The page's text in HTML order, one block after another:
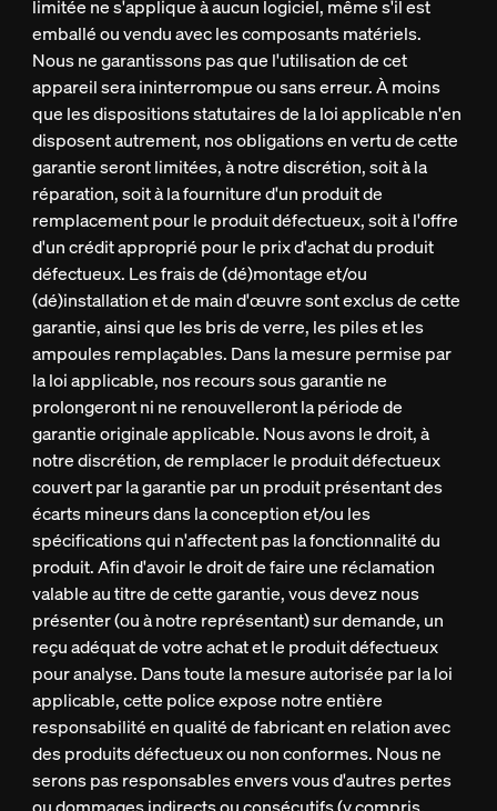
limitée ne s'applique à aucun logiciel, même s'il est
emballé ou vendu avec les composants matériels.
Nous ne garantissons pas que l'utilisation de cet
appareil sera ininterrompue ou sans erreur. À moins
que les dispositions statutaires de la loi applicable n'en
disposent autrement, nos obligations en vertu de cette
garantie seront limitées, à notre discrétion, soit à la
réparation, soit à la fourniture d'un produit de
remplacement pour le produit défectueux, soit à l'offre
d'un crédit approprié pour le prix d'achat du produit
défectueux. Les frais de (dé)montage et/ou
(dé)installation et de main d'œuvre sont exclus de cette
garantie, ainsi que les bris de verre, les piles et les
ampoules remplaçables. Dans la mesure permise par
la loi applicable, nos recours sous garantie ne
prolongeront ni ne renouvelleront la période de
garantie originale applicable. Nous avons le droit, à
notre discrétion, de remplacer le produit défectueux
couvert par la garantie par un produit présentant des
écarts mineurs dans la conception et/ou les
spécifications qui n'affectent pas la fonctionnalité du
produit. Afin d'avoir le droit de faire une réclamation
valable au titre de cette garantie, vous devez nous
présenter (ou à notre représentant) sur demande, un
reçu adéquat de votre achat et le produit défectueux
pour analyse. Dans toute la mesure autorisée par la loi
applicable, cette police expose notre entière
responsabilité en qualité de fabricant en relation avec
des produits défectueux ou non conformes. Nous ne
serons pas responsables envers vous d'autres pertes